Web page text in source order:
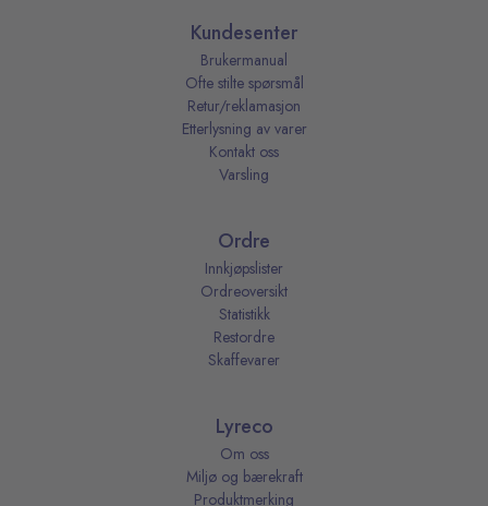
Kundesenter
Brukermanual
Ofte stilte spørsmål
Retur/reklamasjon
Etterlysning av varer
Kontakt oss
Varsling
Ordre
Innkjøpslister
Ordreoversikt
Statistikk
Restordre
Skaffevarer
Lyreco
Om oss
Miljø og bærekraft
Produktmerking